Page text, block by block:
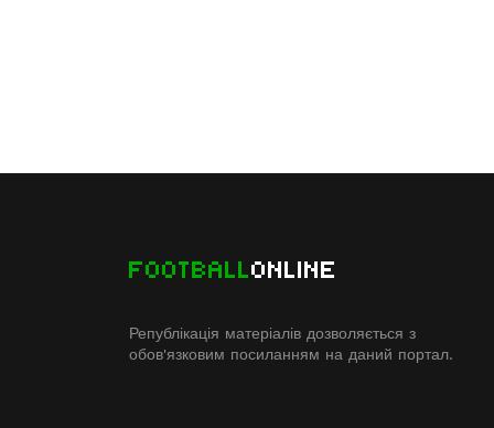
FOOTBALLONLINE
Републікація матеріалів дозволяється з
обов'язковим посиланням на даний портал.